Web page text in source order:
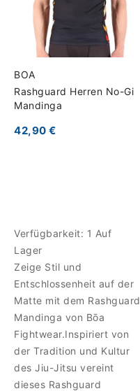
BOA
Rashguard Herren No-Gi
Mandinga
42,90 €
Verfügbarkeit: 1 Auf
Lager
Zeige Stil und
Entschlossenheit auf der
Matte mit dem Rashguard
Mandinga von Bōa
Fightwear.Inspiriert von
der Tradition und Kultur
des Jiu-Jitsu vereint
dieses Rashguard